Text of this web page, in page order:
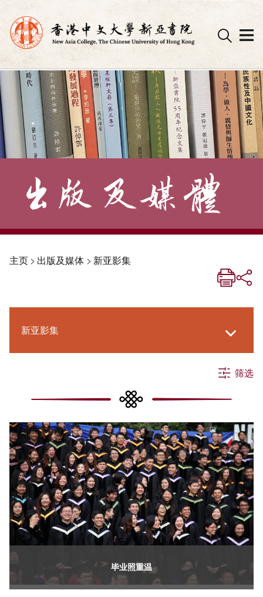
Skip
to
content
主页> 出版及媒体 > 新亚影集
新亚影集
《新亚．新知》
社交媒体专栏
《新亚简讯》
《新亚书院概览》
筛选
毕业照重温